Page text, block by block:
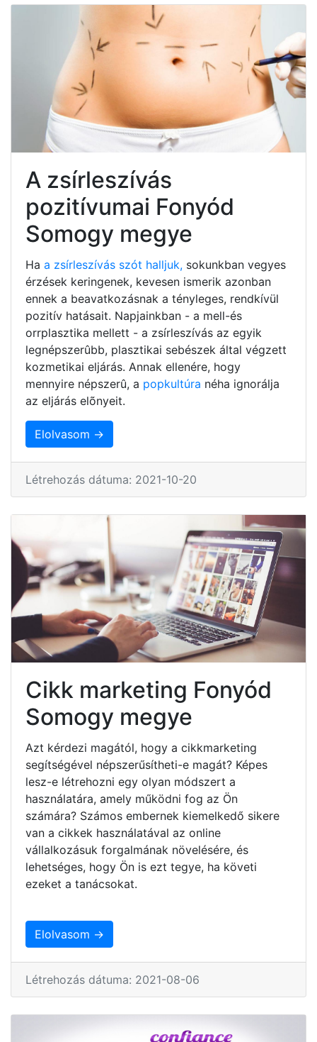
A zsírleszívás
pozitívumai Fonyód
Somogy megye
Ha a zsírleszívás szót halljuk, sokunkban vegyes
érzések keringenek, kevesen ismerik azonban
ennek a beavatkozásnak a tényleges, rendkívül
pozitív hatásait. Napjainkban - a mell-és
orrplasztika mellett - a zsírleszívás az egyik
legnépszerûbb, plasztikai sebészek által végzett
kozmetikai eljárás. Annak ellenére, hogy
mennyire népszerû, a popkultúra néha ignorálja
az eljárás elõnyeit.
Elolvasom →
Létrehozás dátuma: 2021-10-20
Cikk marketing Fonyód
Somogy megye
Azt kérdezi magától, hogy a cikkmarketing
segítségével népszerűsítheti-e magát? Képes
lesz-e létrehozni egy olyan módszert a
használatára, amely működni fog az Ön
számára? Számos embernek kiemelkedő sikere
van a cikkek használatával az online
vállalkozásuk forgalmának növelésére, és
lehetséges, hogy Ön is ezt tegye, ha követi
ezeket a tanácsokat.
Elolvasom →
Létrehozás dátuma: 2021-08-06